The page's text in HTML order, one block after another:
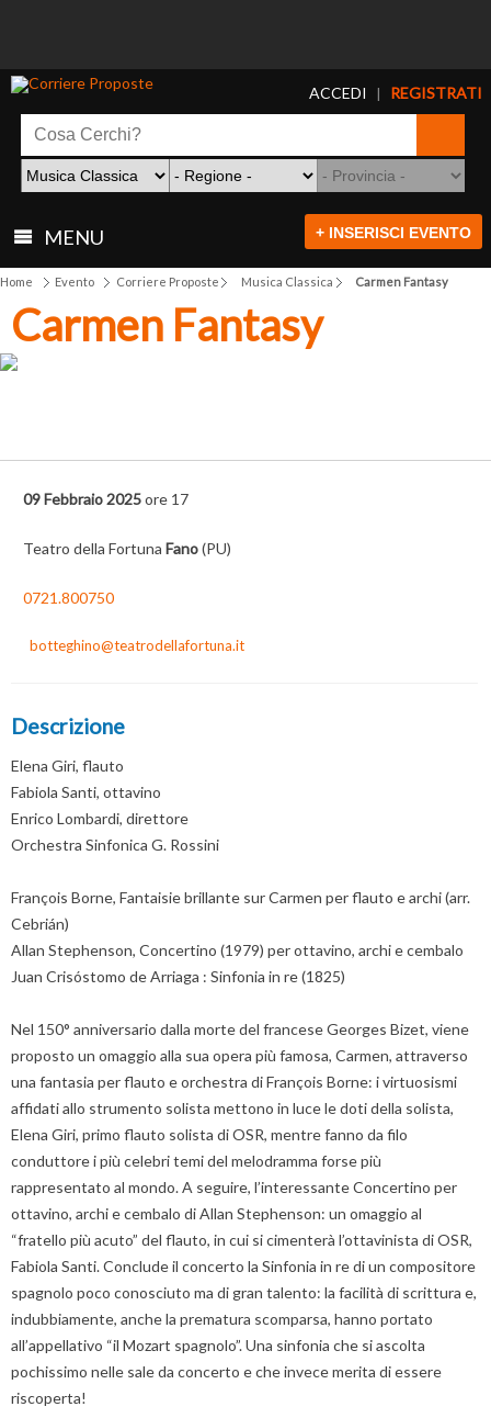
ACCEDI | REGISTRATI
MENU + INSERISCI EVENTO
Home Evento Corriere Proposte Musica Classica Carmen Fantasy
Carmen Fantasy
09 Febbraio 2025ore 17
Teatro della Fortuna Fano(PU)
0721.800750
botteghino@teatrodellafortuna.it
Descrizione
Elena Giri, flauto
Fabiola Santi, ottavino
Enrico Lombardi, direttore
Orchestra Sinfonica G. Rossini
François Borne, Fantaisie brillante sur Carmen per flauto e archi (arr.
Cebrián)
Allan Stephenson, Concertino (1979) per ottavino, archi e cembalo
Juan Crisóstomo de Arriaga : Sinfonia in re (1825)
Nel 150° anniversario dalla morte del francese Georges Bizet, viene
proposto un omaggio alla sua opera più famosa, Carmen, attraverso
una fantasia per flauto e orchestra di François Borne: i virtuosismi
affidati allo strumento solista mettono in luce le doti della solista,
Elena Giri, primo flauto solista di OSR, mentre fanno da filo
conduttore i più celebri temi del melodramma forse più
rappresentato al mondo. A seguire, l’interessante Concertino per
ottavino, archi e cembalo di Allan Stephenson: un omaggio al
“fratello più acuto” del flauto, in cui si cimenterà l’ottavinista di OSR,
Fabiola Santi. Conclude il concerto la Sinfonia in re di un compositore
spagnolo poco conosciuto ma di gran talento: la facilità di scrittura e,
indubbiamente, anche la prematura scomparsa, hanno portato
all’appellativo “il Mozart spagnolo”. Una sinfonia che si ascolta
pochissimo nelle sale da concerto e che invece merita di essere
riscoperta!